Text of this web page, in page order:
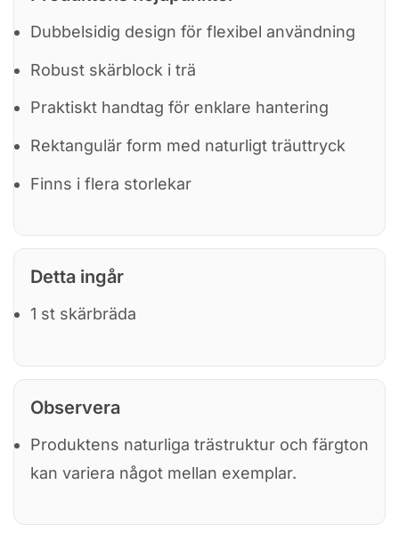
Dubbelsidig design för flexibel användning
Robust skärblock i trä
Praktiskt handtag för enklare hantering
Rektangulär form med naturligt träuttryck
Finns i flera storlekar
Detta ingår
1 st skärbräda
Observera
Produktens naturliga trästruktur och färgton
kan variera något mellan exemplar.